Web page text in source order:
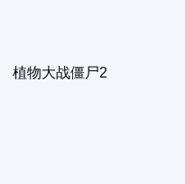
植物大战僵尸2